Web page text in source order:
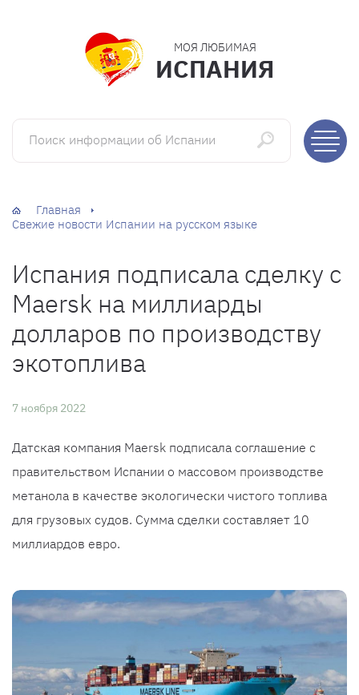
МОЯ ЛЮБИМАЯ
ИСПАНИЯ
Поиск информации об Испании
Главная
Свежие новости Испании на русском языке
Испания подписала сделку с
Maersk на миллиарды
долларов по производству
экотоплива
7 ноября 2022
Датская компания Maersk подписала соглашение с
правительством Испании о массовом производстве
метанола в качестве экологически чистого топлива
для грузовых судов. Сумма сделки составляет 10
миллиардов евро.